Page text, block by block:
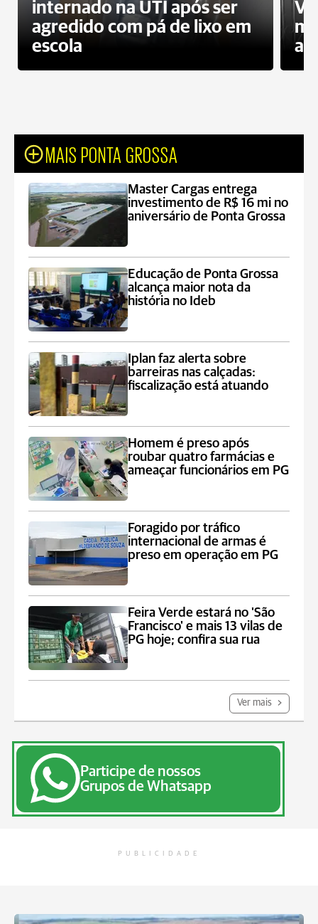
internado na UTI após ser
agredido com pá de lixo em
escola
a
MAIS PONTA GROSSA
Master Cargas entrega
investimento de R$ 16 mi no
aniversário de Ponta Grossa
Educação de Ponta Grossa
alcança maior nota da
história no Ideb
Iplan faz alerta sobre
barreiras nas calçadas:
fiscalização está atuando
Homem é preso após
roubar quatro farmácias e
ameaçar funcionários em PG
Foragido por tráfico
internacional de armas é
preso em operação em PG
Feira Verde estará no 'São
Francisco' e mais 13 vilas de
PG hoje; confira sua rua
Ver mais
Participe de nossos
Grupos de Whatsapp
PUBLICIDADE